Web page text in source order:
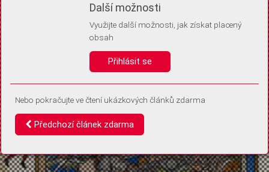
Identifikátor je zcela anonymní.
Vaše souhlasy a odmítnutí si ukládáme do vašeho zařízení, abychom se
vás už příště znovu neptali. Můžete je kdykoli později upravit ve Správě
Další možnosti
Využijte další možnosti, jak získat placený
obsah
Přihlásit se
Nebo pokračujte ve čtení ukázkových článků zdarma
Předchozí článek zdarma